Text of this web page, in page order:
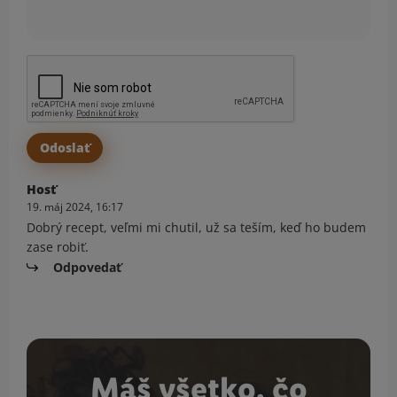
Hosť
19. máj 2024, 16:17
Dobrý recept, veľmi mi chutil, už sa teším, keď ho budem
zase robiť.
Odpovedať
Máš všetko, čo